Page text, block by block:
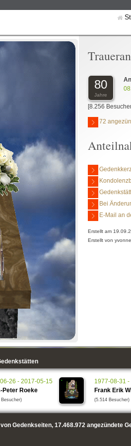
80
Jahre
[8.256
72
Bei
E-Mail an
Erstellt am
Erstellt von
26 - 2017-05-15
Peter Roeke
Besucher)
1977-08-31
Frank Erik
(5.514 Besucher)
Gedenkseiten, 17.468.972angezündete